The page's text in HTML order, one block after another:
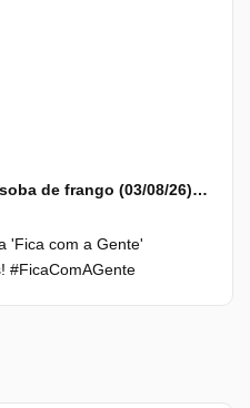
Fica com a Gente: Yakisoba de frango (03/08/26) | Completo
'Fica com a Gente'
#FicaComAGente